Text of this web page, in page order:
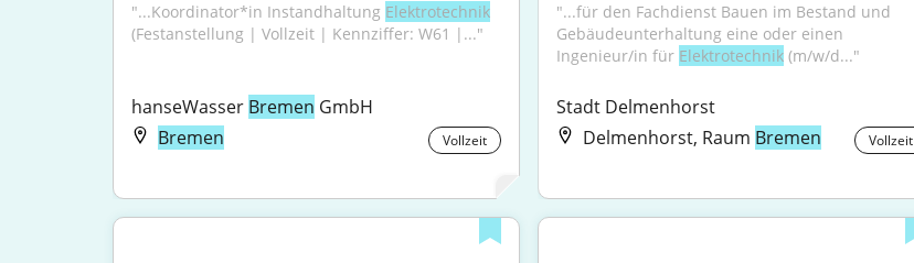
"...Koordinator*in Instandhaltung Elektrotechnik
(Festanstellung | Vollzeit | Kennziffer: W61 |..."
hanseWasser Bremen GmbH
Bremen
Vollzeit
"...für den Fachdienst Bauen im Bestand und
Gebäudeunterhaltung eine oder einen
Ingenieur/in für Elektrotechnik (m/w/d..."
Stadt Delmenhorst
Delmenhorst, Raum Bremen Vollzeit